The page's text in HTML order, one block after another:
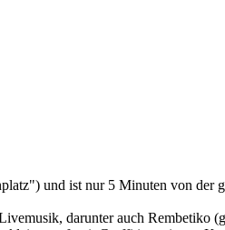
und ist nur 5 Minuten von
darunter auch Rembetiko